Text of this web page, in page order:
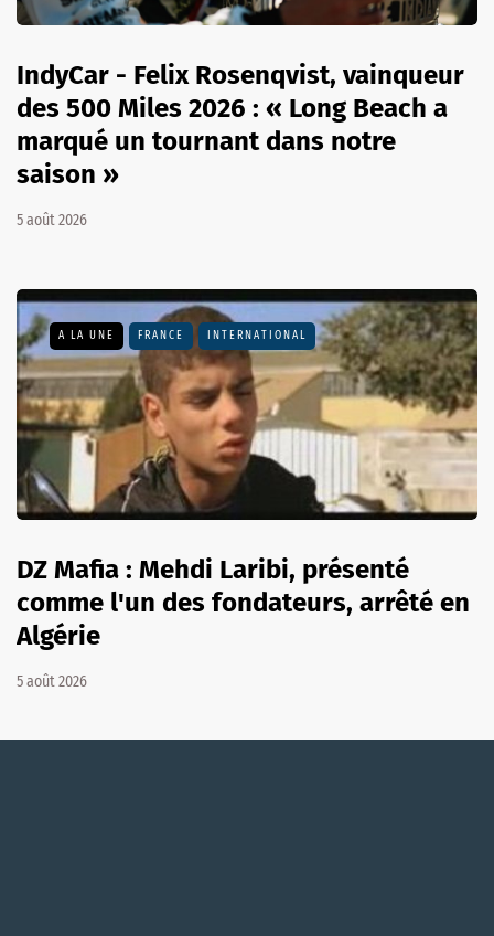
IndyCar - Felix Rosenqvist, vainqueur
des 500 Miles 2026 : « Long Beach a
marqué un tournant dans notre
saison »
5 août 2026
A LA UNE FRANCE INTERNATIONAL
DZ Mafia : Mehdi Laribi, présenté
comme l'un des fondateurs, arrêté en
Algérie
5 août 2026